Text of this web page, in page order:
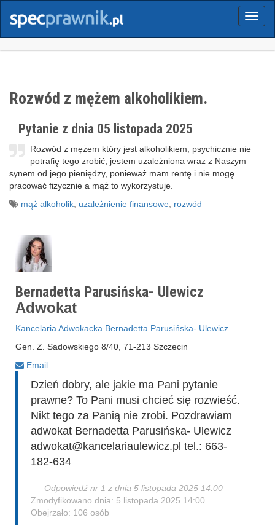
Menu
Rozwód z mężem alkoholikiem.
Pytanie z dnia 05 listopada 2025
Rozwód z mężem który jest alkoholikiem, psychicznie nie
potrafię tego zrobić, jestem uzależniona wraz z Naszym
synem od jego pieniędzy, ponieważ mam rentę i nie mogę
pracować fizycznie a mąż to wykorzystuje.
mąż alkoholik uzależnienie finansowe rozwód
Bernadetta Parusińska- Ulewicz
Adwokat
Kancelaria Adwokacka Bernadetta Parusińska- Ulewicz
Gen. Z. Sadowskiego 8/40, 71-213 Szczecin
Email
Dzień dobry, ale jakie ma Pani pytanie
prawne? To Pani musi chcieć się rozwieść.
Nikt tego za Panią nie zrobi. Pozdrawiam
adwokat Bernadetta Parusińska- Ulewicz
adwokat@kancelariaulewicz.pl tel.: 663-
182-634
Odpowiedź nr 1 z dnia 5 listopada 2025 14:00
Zmodyfikowano dnia: 5 listopada 2025 14:00
Obejrzało: 106 osób